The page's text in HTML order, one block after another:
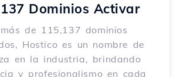
Dominios Activar
de 115,137 dominios
Hostico es un nombre de
en la industria, brindando
y profesionalismo en cada